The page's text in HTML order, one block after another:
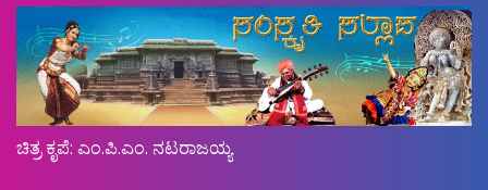
ಚಿತ್ರ ಕೃಪೆ: ಎಂ.ಪಿ.ಎಂ. ನಟರಾಜಯ್ಯ